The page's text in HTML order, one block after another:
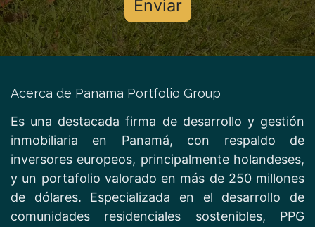
Enviar
Acerca de Panama Portfolio Group
Es una destacada firma de desarrollo y gestión
inmobiliaria en Panamá, con respaldo de
inversores europeos, principalmente holandeses,
y un portafolio valorado en más de 250 millones
de dólares. Especializada en el desarrollo de
comunidades residenciales sostenibles, PPG